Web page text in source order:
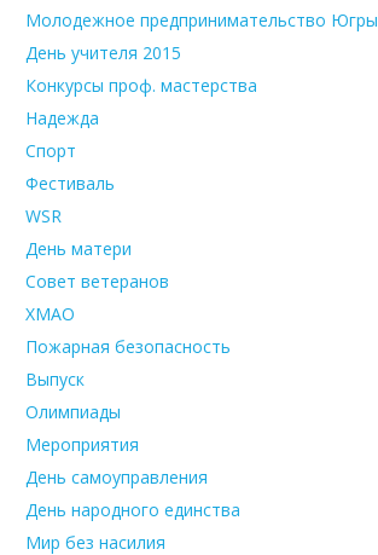
Молодежное предпринимательство Югры
День учителя 2015
Конкурсы проф. мастерства
Надежда
Спорт
Фестиваль
WSR
День матери
Совет ветеранов
ХМАО
Пожарная безопасность
Выпуск
Олимпиады
Мероприятия
День самоуправления
День народного единства
Мир без насилия